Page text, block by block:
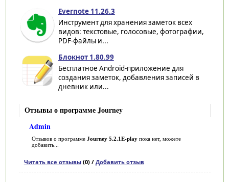
Evernote 11.26.3
Инструмент для хранения заметок всех
видов: текстовые, голосовые, фотографии,
PDF-файлы и...
Блокнот 1.80.99
Бесплатное Android-приложение для
создания заметок, добавления записей в
дневник или...
Отзывы о программе Journey
Admin
Отзывов о программе Journey 5.2.1E-playпока нет, можете
добавить...
Читать все отзывы(0) / Добавить отзыв